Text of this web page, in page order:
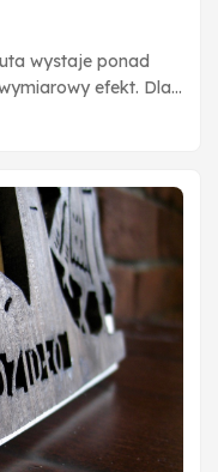
wystaje ponad
efekt. Dla
pomalowany